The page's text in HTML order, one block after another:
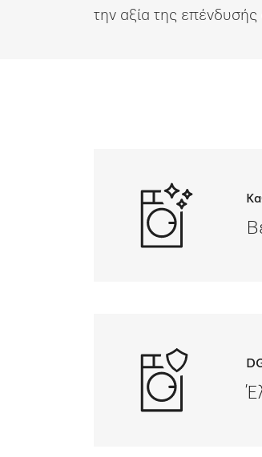
την αξία της επένδυσής